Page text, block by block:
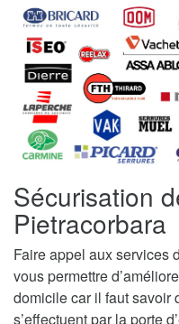
Sécurisation
Pietracorbara
Faire appel aux services
vous permettre
domicile car il faut savoir
s’effectuent par la porte